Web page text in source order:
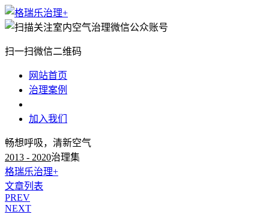
扫一扫微信二维码
网站首页
治理案例
加入我们
畅想呼吸，清新空气
2013 - 2020治理集
格瑞乐治理+
文章列表
PREV
NEXT